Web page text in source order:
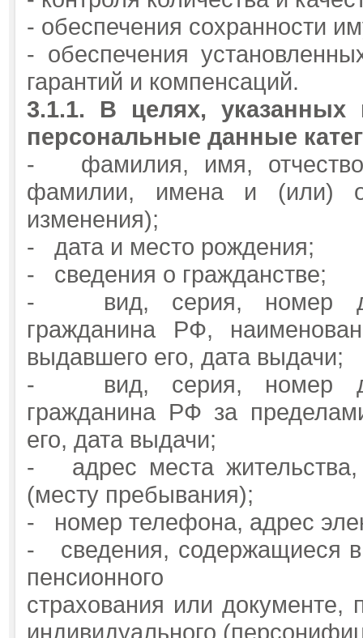
- обеспечения сохранности
- обеспечения
гарантий и компенсаций.
3.1.1. В целях, указанных
персональные данные
- фамилия, имя, отчество
фамилии, имена и (или)
изменения);
- дата и место рождения;
- сведения о гражданстве;
- вид, серия, номер
гражданина РФ,
выдавшего его, дата выдачи;
- вид, серия, номер
гражданина РФ за
его, дата выдачи;
- адрес места жительства,
(месту пребывания);
- номер телефона, адрес
- сведения, содержащиеся в
пенсионного
страхования или
индивидуального